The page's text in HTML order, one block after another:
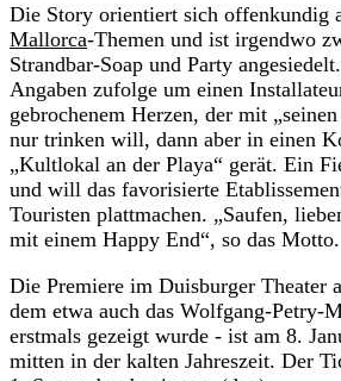
Die Story orientiert sich offenkundig
Mallorca-Themen und ist irgendwo
Strandbar-Soap und Party
Angaben zufolge um einen
gebrochenem Herzen, der mit
nur trinken will, dann aber in einen
„Kultlokal an der Playa“ gerät. Ein
und will das favorisierte
Touristen plattmachen. „Saufen,
mit einem Happy End“, so das Motto.
Die Premiere im Duisburger Theater
dem etwa auch das Wolfgang-Petry-
erstmals gezeigt wurde - ist am 8.
mitten in der kalten Jahreszeit. Der